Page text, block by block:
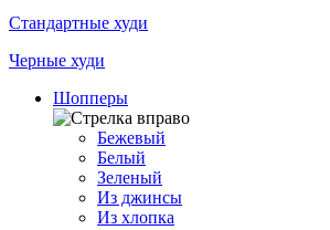
Стандартные худи
Черные худи
Шопперы
Бежевый
Белый
Зеленый
Из джинсы
Из хлопка